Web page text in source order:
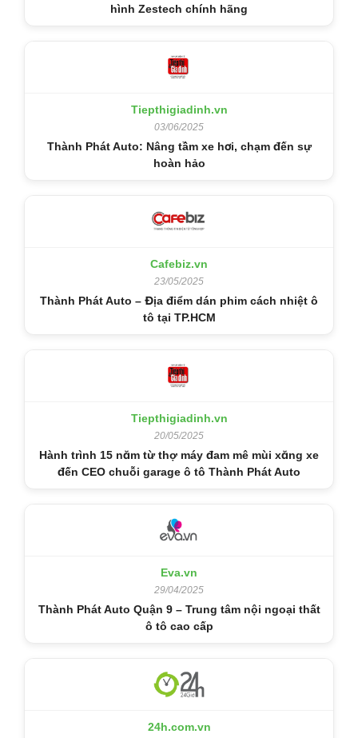
hình Zestech chính hãng
Tiepthigiadinh.vn
03/06/2025
Thành Phát Auto: Nâng tầm xe hơi, chạm đến sự
hoàn hảo
Cafebiz.vn
23/05/2025
Thành Phát Auto – Địa điểm dán phim cách nhiệt ô
tô tại TP.HCM
Tiepthigiadinh.vn
20/05/2025
Hành trình 15 năm từ thợ máy đam mê mùi xăng xe
đến CEO chuỗi garage ô tô Thành Phát Auto
Eva.vn
29/04/2025
Thành Phát Auto Quận 9 – Trung tâm nội ngoại thất
ô tô cao cấp
24h.com.vn